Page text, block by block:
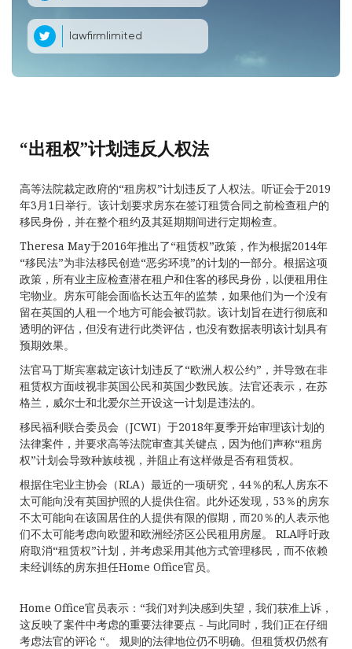
lawfirmlimited
“出租权”计划违反人权法
高等法院裁定政府的“租房权”计划违反了人权法。听证会于2019
年3月1日举行。该计划要求房东在签订租赁合同之前检查租户的
移民身份，并在整个租约及其延期期间进行定期检查。
Theresa May于2016年推出了“租赁权”政策，作为根据2014年
“移民法”为非法移民创造“恶劣环境”的计划的一部分。根据这项
政策，所有业主应检查潜在租户和住客的移民身份，以便租用住
宅物业。房东可能会面临长达五年的监禁，如果他们为一个没有
留在英国的人租一个地方可能会被罚款。该计划旨在进行彻底和
透明的评估，但没有进行此类评估，也没有数据表明该计划具有
预期效果。
法官马丁斯宾塞裁定该计划违反了“欧洲人权公约”，并导致在非
租赁权方面歧视非英国公民和英国少数民族。法官还表示，在苏
格兰，威尔士和北爱尔兰开设这一计划是违法的。
移民福利联合委员会（JCWI）于2018年夏季开始审理该计划的
法律案件，并要求高等法院审查其关键点，因为他们声称“租房
权”计划会导致种族歧视，并阻止有这样做是否有租赁权。
根据住宅业主协会（RLA）最近的一项研究，44％的私人房东不
太可能向没有英国护照的人提供住宿。此外还发现，53％的房东
不太可能向在该国居住的人提供有限的假期，而20％的人表示他
们不太可能考虑向欧盟和欧洲经济区公民租用房屋。 RLA呼吁政
府取消“租赁权”计划，并考虑采用其他方式管理移民，而不依赖
未经训练的房东担任Home Office官员。
Home Office官员表示：“我们对判决感到失望，我们获准上诉，
这反映了案件中考虑的重要法律要点 - 与此同时，我们正在仔细
考虑法官的评论 “。 规则的法律地位仍不明确。但租赁权仍然有